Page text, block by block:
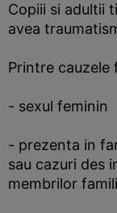
Copiii si adultii
avea
Printre cauzele
- sexul feminin
- prezenta in
sau cazuri des
membrilor